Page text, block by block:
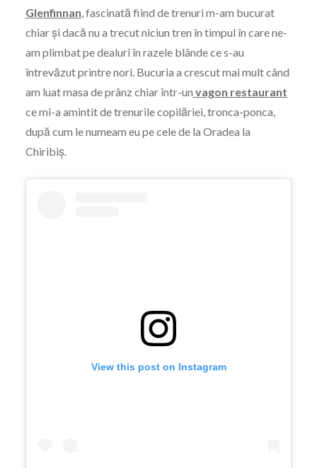
Glenfinnan, fascinată fiind de trenuri m-am bucurat
chiar și dacă nu a trecut niciun tren în timpul în care ne-
am plimbat pe dealuri în razele blânde ce s-au
întrevăzut printre nori. Bucuria a crescut mai mult când
am luat masa de prânz chiar într-un vagon restaurant
ce mi-a amintit de trenurile copilăriei, tronca-ponca,
după cum le numeam eu pe cele de la Oradea la
Chiribiș.
View this post on Instagram